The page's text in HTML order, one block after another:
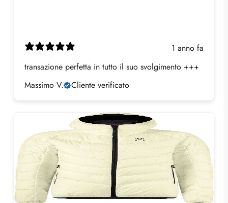
1 anno fa
transazione perfetta in tutto il suo svolgimento +++
Massimo V.
Cliente verificato